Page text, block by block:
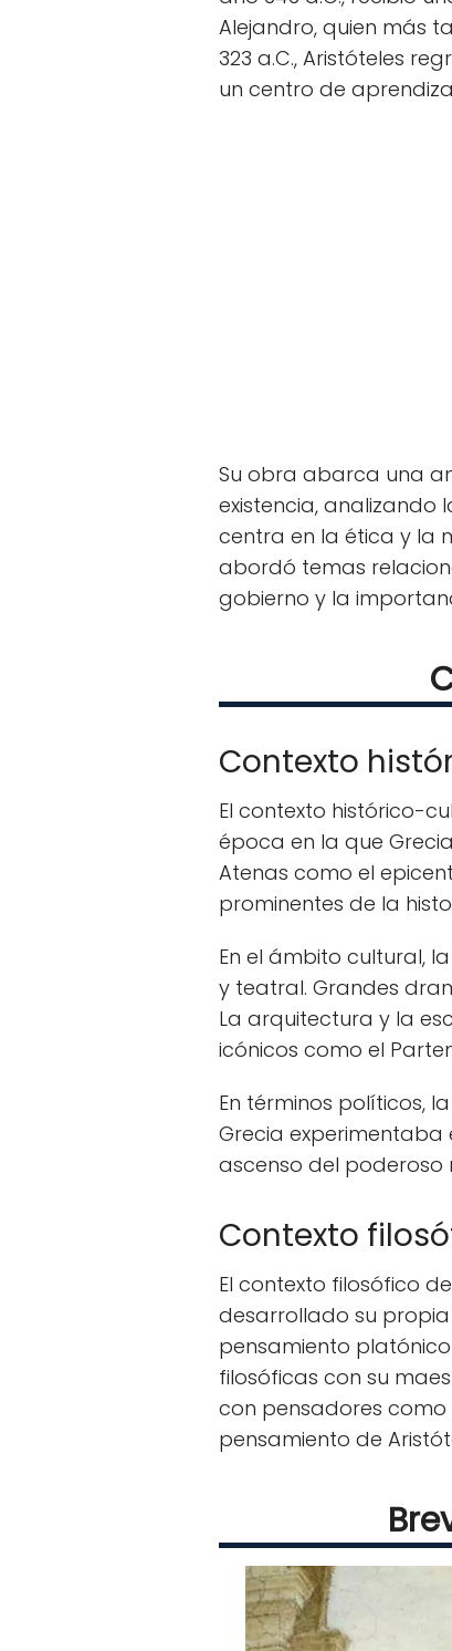
Alejandro, quien más
323 a.C., Aristóteles
un centro de
Su obra abarca una
existencia, analizando
centra en la ética y la
abordó temas
gobierno y la
Contexto
El contexto histórico-
época en la que
Atenas como el
prominentes de la
En el ámbito cultural,
y teatral. Grandes
La arquitectura y la
icónicos como el
En términos políticos,
Grecia experimentaba
ascenso del poderoso
Contexto
El contexto filosófico
desarrollado su
pensamiento
filosóficas con su
con pensadores como
pensamiento de